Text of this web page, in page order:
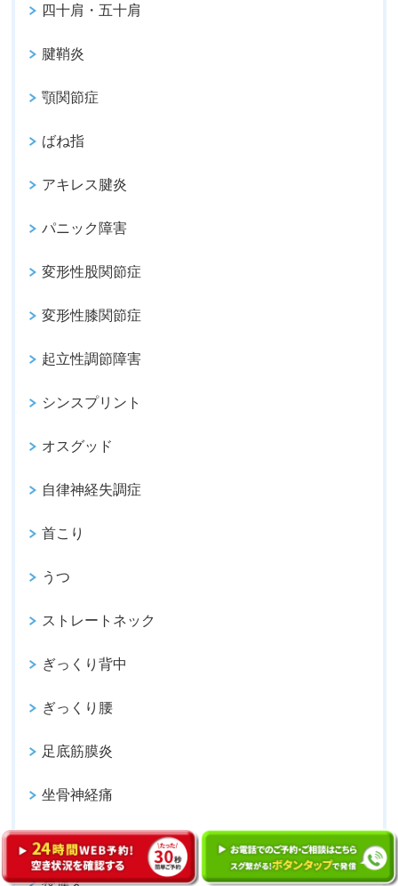
四十肩・五十肩
腱鞘炎
顎関節症
ばね指
アキレス腱炎
パニック障害
変形性股関節症
変形性膝関節症
起立性調節障害
シンスプリント
オスグッド
自律神経失調症
首こり
うつ
ストレートネック
ぎっくり背中
ぎっくり腰
足底筋膜炎
坐骨神経痛
腰椎椎間板ヘルニア
寝違え